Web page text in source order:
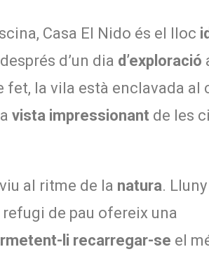
Casa El Nido és el lloc
després d’un dia d’exploració
fet, la vila està enclavada al
vista impressionant de les
al ritme de la natura.
de pau ofereix una
li recarregar-se el